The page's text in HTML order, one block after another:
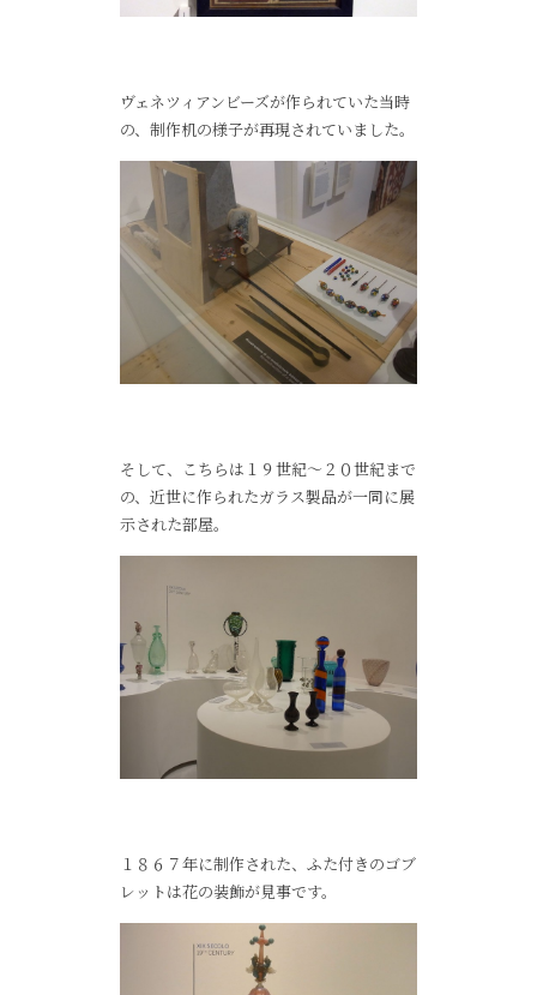
ヴェネツィアンビーズが作られていた当時
の、制作机の様子が再現されていました。
そして、こちらは１９世紀～２０世紀まで
の、近世に作られたガラス製品が一同に展
示された部屋。
１８６７年に制作された、ふた付きのゴブ
レットは花の装飾が見事です。